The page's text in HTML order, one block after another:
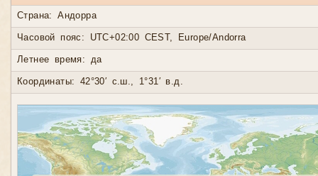
Страна: Андорра
Часовой пояс: UTC+02:00 CEST, Europe/Andorra
Летнее время: да
Координаты: 42°30′ с.ш., 1°31′ в.д.